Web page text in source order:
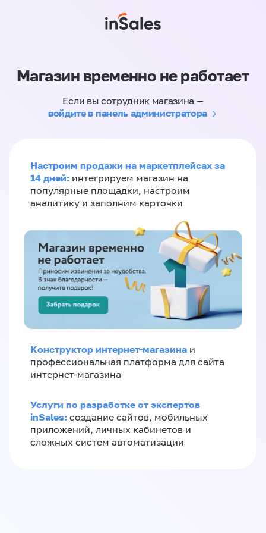
Магазин временно не работает
Если вы сотрудник магазина —
войдите в панель администратора
Настроим продажи на маркетплейсах за
14 дней: интегрируем магазин на
популярные площадки, настроим
аналитику и заполним карточки
Конструктор интернет-магазина и
профессиональная платформа для сайта
интернет-магазина
Услуги по разработке от экспертов
inSales: создание сайтов, мобильных
приложений, личных кабинетов и
сложных систем автоматизации